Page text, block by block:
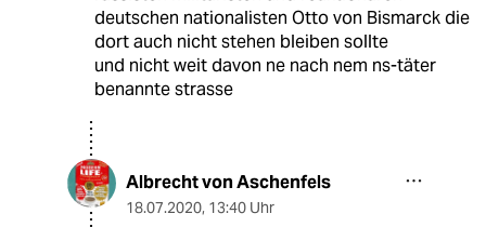
deutschen nationalisten Otto von Bismarck die
dort auch nicht stehen bleiben sollte
und nicht weit davon ne nach nem ns-täter
benannte strasse
Albrecht von Aschenfels
18.07.2020, 13:40 Uhr